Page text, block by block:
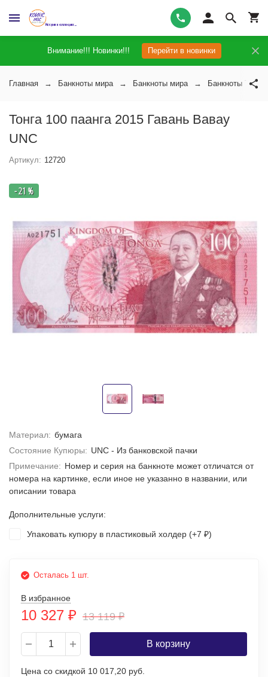
Внимание!!! Новинки!!! Перейти в новинки
Главная Банкноты мира Банкноты мира Банкноты Тонги
Тонга 100 паанга 2015 Гавань Вавау
UNC
Артикул: 12720
- 21 %
Материал: бумага
Состояние Купюры: UNC - Из банковской пачки
Примечание: Номер и серия на банкноте может отличатся от
номера на картинке, если иное не указанно в названии, или
описании товара
Дополнительные услуги:
Упаковать купюру в пластиковый холдер (+7 ₽)
Осталась 1 шт.
В избранное
10 327 ₽ 13 119₽
В корзину
Цена со скидкой 10 017,20 руб.